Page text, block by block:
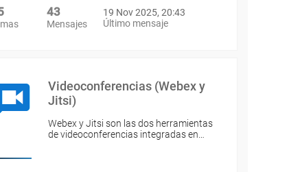
43
Mensajes
19 Nov 2025, 20:43
Último mensaje
Videoconferencias (Webex y
Jitsi)
Webex y Jitsi son las dos herramientas
de videoconferencias integradas en…